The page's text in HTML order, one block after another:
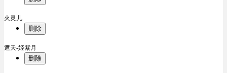
火灵儿
删除
遮天-姬紫月
删除